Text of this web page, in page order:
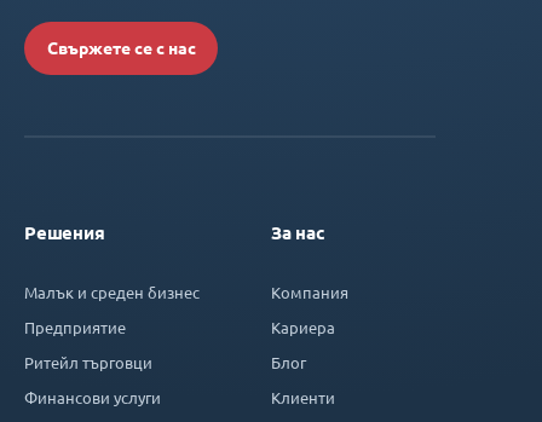
Свържете се с нас
Решения
Малък и среден бизнес
Предприятие
Ритейл търговци
Финансови услуги
За нас
Компания
Кариера
Блог
Клиенти